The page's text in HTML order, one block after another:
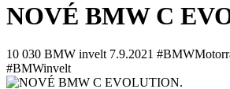
NOVÉ BMW C
10 030 BMW invelt 7.9.2021
#BMWinvelt